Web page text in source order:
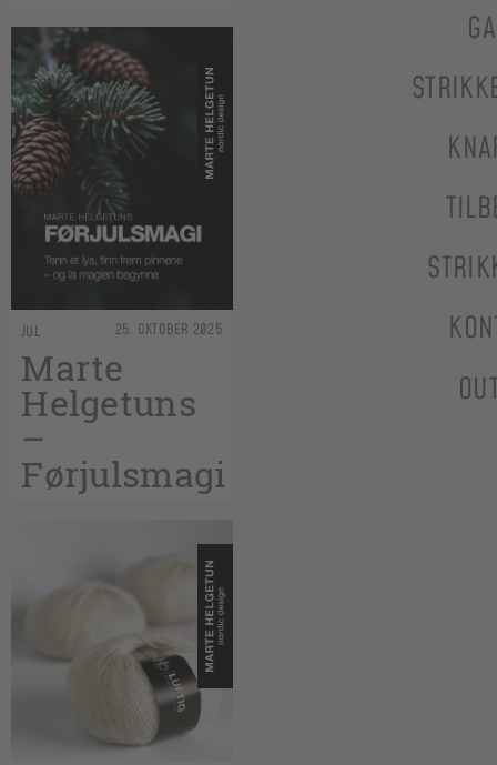
JUL 25. OKTOBER 2025
Marte
Helgetuns
–
Førjulsmagi